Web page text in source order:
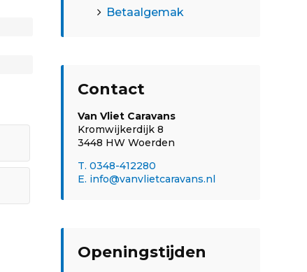
Betaalgemak
Contact
Van Vliet Caravans
Kromwijkerdijk 8
3448 HW Woerden
T. 0348-412280
E. info@vanvlietcaravans.nl
Openingstijden